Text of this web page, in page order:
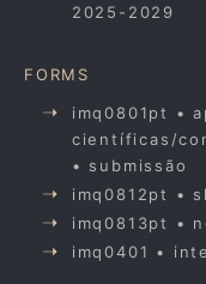
2025-2029
FORMS
imq0801pt •
científicas/
• submissão
imq0812pt •
imq0813pt •
imq0401 •